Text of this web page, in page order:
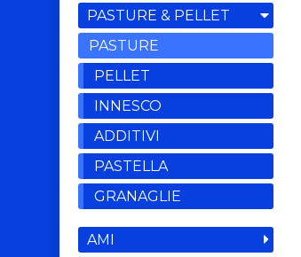
PASTURE & PELLET
PASTURE
PELLET
INNESCO
ADDITIVI
PASTELLA
GRANAGLIE
AMI